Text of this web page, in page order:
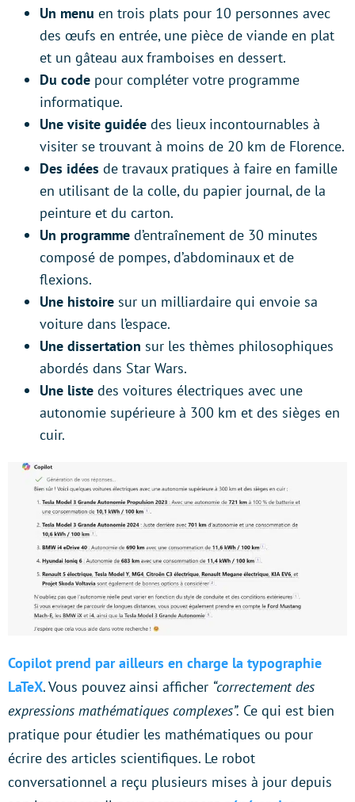
Un menu en trois plats pour 10 personnes avec
des œufs en entrée, une pièce de viande en plat
et un gâteau aux framboises en dessert.
Du code pour compléter votre programme
informatique.
Une visite guidée des lieux incontournables à
visiter se trouvant à moins de 20 km de Florence.
Des idées de travaux pratiques à faire en famille
en utilisant de la colle, du papier journal, de la
peinture et du carton.
Un programme d’entraînement de 30 minutes
composé de pompes, d’abdominaux et de
flexions.
Une histoire sur un milliardaire qui envoie sa
voiture dans l’espace.
Une dissertation sur les thèmes philosophiques
abordés dans Star Wars.
Une liste des voitures électriques avec une
autonomie supérieure à 300 km et des sièges en
cuir.
Copilot prend par ailleurs en charge la typographie
LaTeX. Vous pouvez ainsi afficher “correctement des
expressions mathématiques complexes”. Ce qui est bien
pratique pour étudier les mathématiques ou pour
écrire des articles scientifiques. Le robot
conversationnel a reçu plusieurs mises à jour depuis